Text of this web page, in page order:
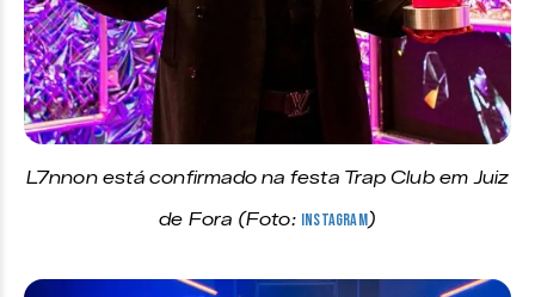
L7nnon está confirmado na festa Trap Club em Juiz
de Fora (Foto: Instagram)